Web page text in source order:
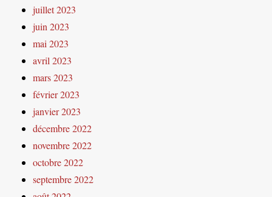
juillet 2023
juin 2023
mai 2023
avril 2023
mars 2023
février 2023
janvier 2023
décembre 2022
novembre 2022
octobre 2022
septembre 2022